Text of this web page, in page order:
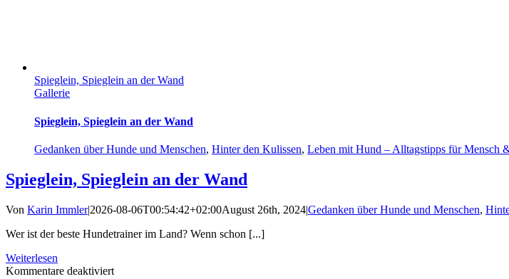
Spieglein, Spieglein an der Wand
Gallerie
Spieglein, Spieglein an der Wand
Gedanken über Hunde und Menschen, Hinter den Kulissen, Leben mit Hund – Alltagstipps für Mensch
Spieglein, Spieglein an der Wand
Von Karin Immler|2026-08-06T00:54:42+02:00August 26th, 2024|Gedanken über Hunde und Menschen,
Wer ist der beste Hundetrainer im Land? Wenn schon [...]
Weiterlesen
Kommentare deaktiviertfür